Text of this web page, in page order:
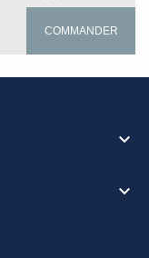
COMMANDER

